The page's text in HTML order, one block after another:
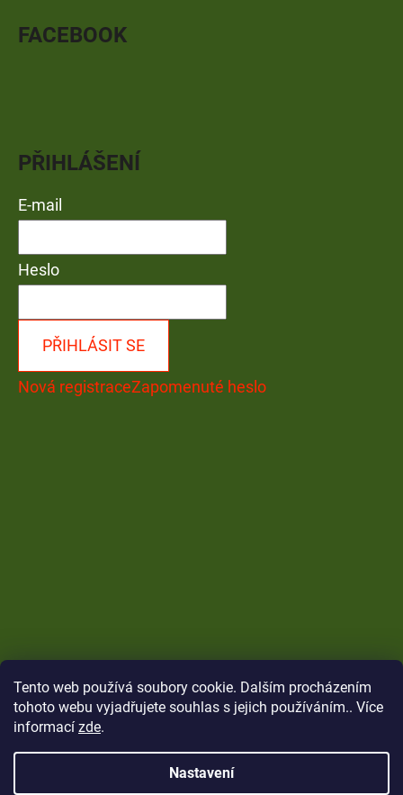
Tento web používá soubory cookie. Dalším procházením
tohoto webu vyjadřujete souhlas s jejich používáním.. Více
informací zde.
Nastavení
FACEBOOK
PŘIHLÁŠENÍ
E-mail
Heslo
PŘIHLÁSIT SE
Nová registraceZapomenuté heslo